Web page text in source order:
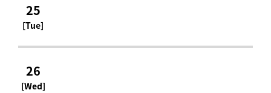
25
[Tue]
26
[Wed]